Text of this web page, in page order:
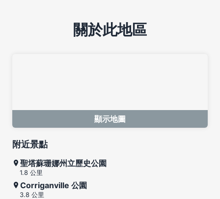
關於此地區
顯示地圖
附近景點
聖塔蘇珊娜州立歷史公園
1.8 公里
Corriganville 公園
3.8 公里